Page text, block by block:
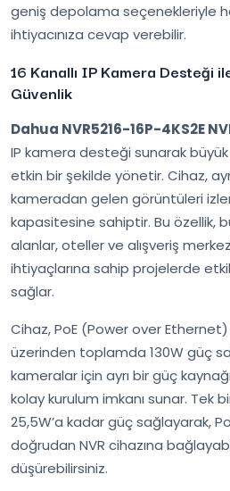
geniş depolama seçenekleriyle
ihtiyacınıza cevap verebilir.
16 Kanallı IP Kamera Desteği
Güvenlik
Dahua NVR5216-16P-4KS2E
IP kamera desteği sunarak büyük
etkin bir şekilde yönetir. Cihaz,
kameradan gelen görüntüleri
kapasitesine sahiptir. Bu özellik,
alanlar, oteller ve alışveriş
ihtiyaçlarına sahip projelerde
sağlar.
Cihaz, PoE (Power over
üzerinden toplamda 130W güç
kameralar için ayrı bir güç
kolay kurulum imkanı sunar. Tek
25,5W’a kadar güç sağlayarak,
doğrudan NVR cihazına
düşürebilirsiniz.